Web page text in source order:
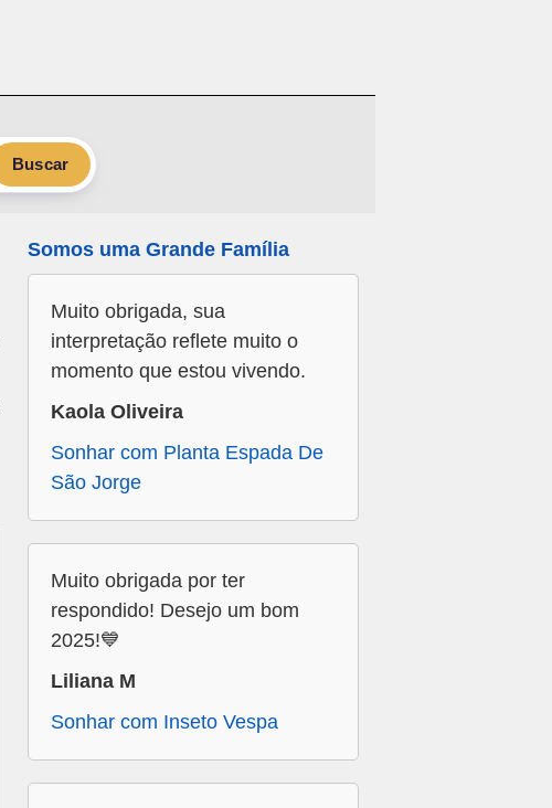
Buscar
Somos uma Grande Família
Muito obrigada, sua
interpretação reflete muito o
momento que estou vivendo.
Kaola Oliveira
Sonhar com Planta Espada De
São Jorge
Muito obrigada por ter
respondido! Desejo um bom
2025!💙
Liliana M
Sonhar com Inseto Vespa